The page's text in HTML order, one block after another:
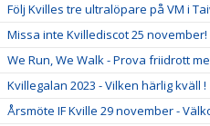
Följ Kvilles tre ultralöpare på VM i
Missa inte Kvillediscot 25 november!
We Run, We Walk - Prova friidrott
Kvillegalan 2023 - Vilken härlig kväll !
Årsmöte IF Kville 29 november -